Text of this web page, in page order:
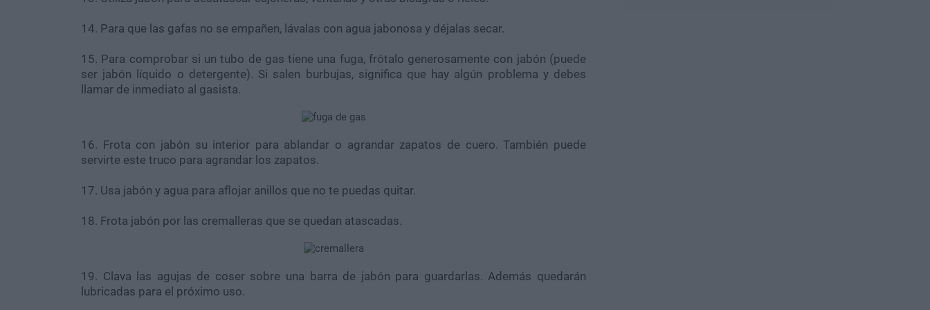
14. Para que las gafas no se empañen, lávalas con agua jabonosa y déjalas secar.
15. Para comprobar si un tubo de gas tiene una fuga, frótalo generosamente con jabón (puede
ser jabón líquido o detergente). Si salen burbujas, significa que hay algún problema y debes
llamar de inmediato al gasista.
16. Frota con jabón su interior para ablandar o agrandar zapatos de cuero. También puede
servirte este truco para agrandar los zapatos.
17. Usa jabón y agua para aflojar anillos que no te puedas quitar.
18. Frota jabón por las cremalleras que se quedan atascadas.
19. Clava las agujas de coser sobre una barra de jabón para guardarlas. Además quedarán
lubricadas para el próximo uso.